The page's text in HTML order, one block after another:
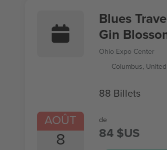
AOÛT
8
Blues
Gin
Ohio Expo Center
Columbus,
88 Billets
de
84 $US